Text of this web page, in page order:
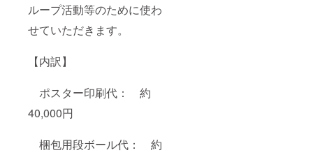
ループ活動等のために使わ
せていただきます。
【内訳】
ポスター印刷代： 約
40,000円
梱包用段ボール代： 約